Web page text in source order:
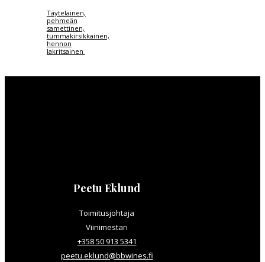
Täyteläinen,
pehmeän
samettinen,
tummakirsikkainen,
hennon
lakritsainen
Peetu Eklund
Toimitusjohtaja
Viinimestari
+358 50 913 5341
peetu.eklund@bbwines.fi